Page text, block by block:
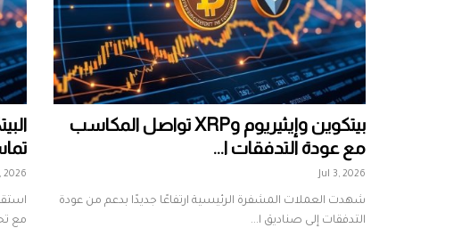
بيتكوين وإيثيريوم وXRP تواصل المكاسب
مع عودة التدفقات ا...
Jul 3, 2026
شهدت العملات المشفرة الرئيسية ارتفاعًا جديدًا بدعم من عودة
التدفقات إلى صناديق ا...
2026
مع